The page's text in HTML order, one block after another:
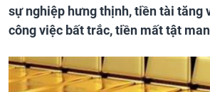
sự nghiệp hưng thịnh, tiền tài tăng
công việc bất trắc, tiền mất tật